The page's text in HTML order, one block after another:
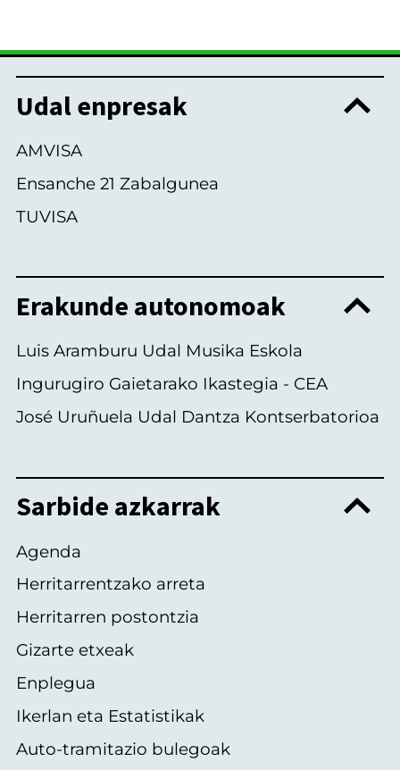
Udal enpresak
AMVISA
Ensanche 21 Zabalgunea
TUVISA
Erakunde autonomoak
Luis Aramburu Udal Musika Eskola
Ingurugiro Gaietarako Ikastegia - CEA
José Uruñuela Udal Dantza Kontserbatorioa
Sarbide azkarrak
Agenda
Herritarrentzako arreta
Herritarren postontzia
Gizarte etxeak
Enplegua
Ikerlan eta Estatistikak
Auto-tramitazio bulegoak